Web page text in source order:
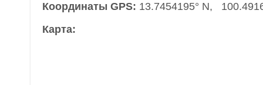
Координаты GPS: 13.7454195° N,
Карта: